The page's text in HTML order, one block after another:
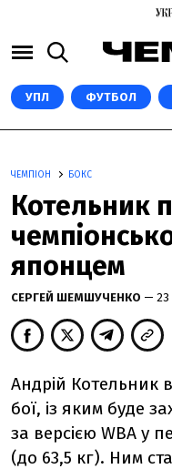
УПЛ ФУТБОЛ
ЧЕМПІОН БОКС
Котельник
японцем
СЕРГЕЙ ШЕМШУЧЕНКО — 23
Андрій Котельник
бої, із яким буде
за версією WBA у
(до 63,5 кг). Ним